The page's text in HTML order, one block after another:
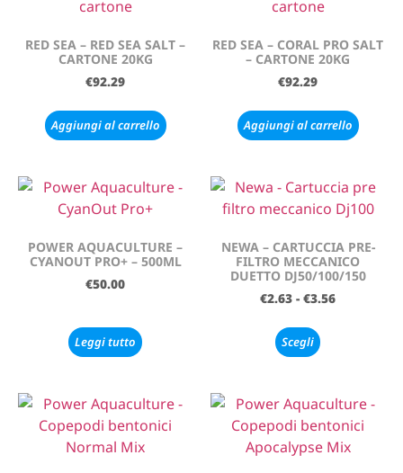
RED SEA – RED SEA SALT –
CARTONE 20KG
€92.29
Aggiungi al carrello
RED SEA – CORAL PRO SALT
– CARTONE 20KG
€92.29
Aggiungi al carrello
POWER AQUACULTURE –
CYANOUT PRO+ – 500ML
€50.00
Leggi tutto
NEWA – CARTUCCIA PRE-
FILTRO MECCANICO
DUETTO DJ50/100/150
€2.63 - €3.56
Scegli